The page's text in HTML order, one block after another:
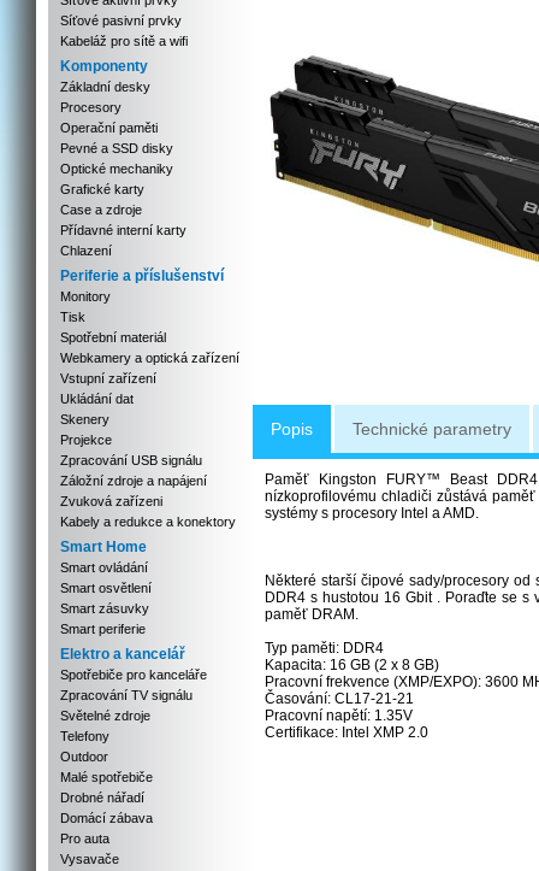
Síťové pasivní prvky
Kabeláž pro sítě a wifi
Komponenty
Základní desky
Procesory
Operační paměti
Pevné a SSD disky
Optické mechaniky
Grafické karty
Case a zdroje
Přídavné interní karty
Chlazení
Periferie a příslušenství
Monitory
Tisk
Spotřební materiál
Webkamery a optická zařízení
Vstupní zařízení
Ukládání dat
Skenery
Projekce
Zpracování USB signálu
Záložní zdroje a napájení
Zvuková zařízeni
Kabely a redukce a konektory
Smart Home
Smart ovládání
Smart osvětlení
Smart zásuvky
Smart periferie
Elektro a kancelář
Spotřebiče pro kanceláře
Zpracování TV signálu
Světelné zdroje
Telefony
Outdoor
Malé spotřebiče
Drobné nářadí
Domácí zábava
Pro auta
Vysavače
Popis Technické parametry
Paměť Kingston FURY™ Beast
nízkoprofilovému chladiči zůstává
systémy s procesory Intel a AMD.
Některé starší čipové sady/procesory
DDR4 s hustotou 16 Gbit . Poraďte se s
paměť DRAM.
Typ paměti: DDR4
Kapacita: 16 GB (2 x 8 GB)
Pracovní frekvence (XMP/EXPO): 3600
Časování: CL17-21-21
Pracovní napětí: 1.35V
Certifikace: Intel XMP 2.0